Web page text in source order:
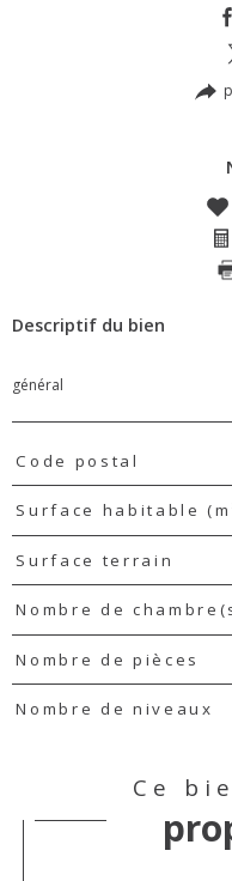
Descriptif du bien
général
TRAD_PAMPERO_Caracteristique
Code postal
Surface habitable
Surface terrain
Nombre de
Nombre de pièces
Nombre de niveaux
Ce